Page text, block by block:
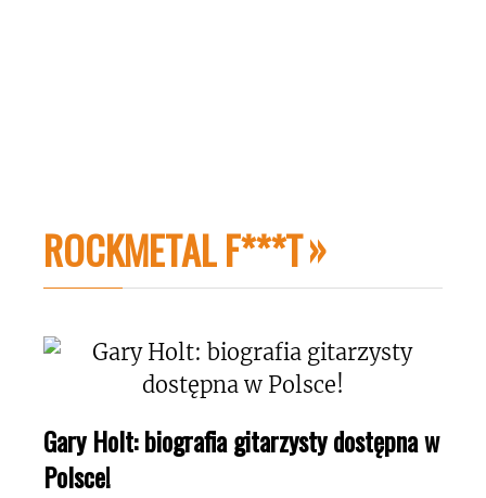
ROCKMETAL F***T
Gary Holt: biografia gitarzysty dostępna w
Polsce!